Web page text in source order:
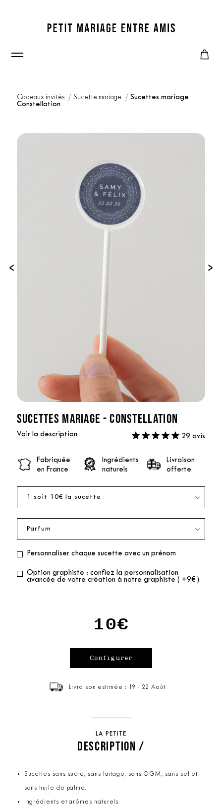
Cadeaux invités Sucette mariage
Sucettes mariage
Constellation
‹ ›
SUCETTES MARIAGE - CONSTELLATION
Voir la description 29 avis
Fabriquée
en France
Ingrédients
naturels
Livraison
offerte
Personnaliser chaque sucette avec un prénom
Option graphiste : confiez la personnalisation
avancée de votre création à notre graphiste ( +9€ )
10€
Livraison estimée : 19 - 22 Août
LA PETITE
DESCRIPTION /
Sucettes sans sucre, sans laitage, sans OGM, sans sel et
sans huile de palme.
Ingrédients et arômes naturels.